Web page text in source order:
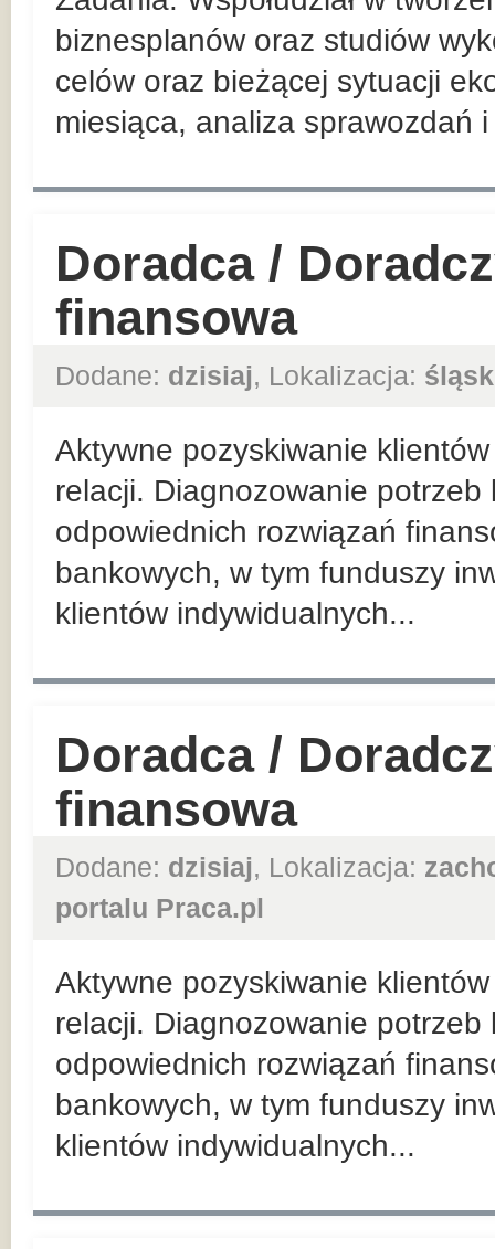
biznesplanów oraz studiów
celów oraz bieżącej sytuacji
miesiąca, analiza sprawozdań
Doradca /
finansowa
Dodane: dzisiaj, Lokalizacja:
Aktywne pozyskiwanie
relacji. Diagnozowanie
odpowiednich rozwiązań
bankowych, w tym funduszy
klientów indywidualnych...
Doradca /
finansowa
Dodane: dzisiaj, Lokalizacja:
portalu Praca.pl
Aktywne pozyskiwanie
relacji. Diagnozowanie
odpowiednich rozwiązań
bankowych, w tym funduszy
klientów indywidualnych...